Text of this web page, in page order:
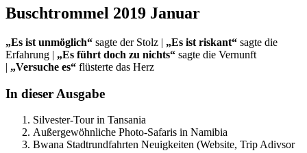
Buschtrommel 2019 Januar
„Es ist unmöglich“ sagte der Stolz | „Es ist riskant“ sagte die
Erfahrung | „Es führt doch zu nichts“ sagte die Vernunft
| „Versuche es“ flüsterte das Herz
In dieser Ausgabe
Silvester-Tour in Tansania
Außergewöhnliche Photo-Safaris in Namibia
Bwana Stadtrundfahrten Neuigkeiten (Website, Trip Adivsor